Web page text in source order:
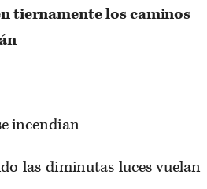
tiernamenteloscaminos
incendian
las diminutas luces vuelan